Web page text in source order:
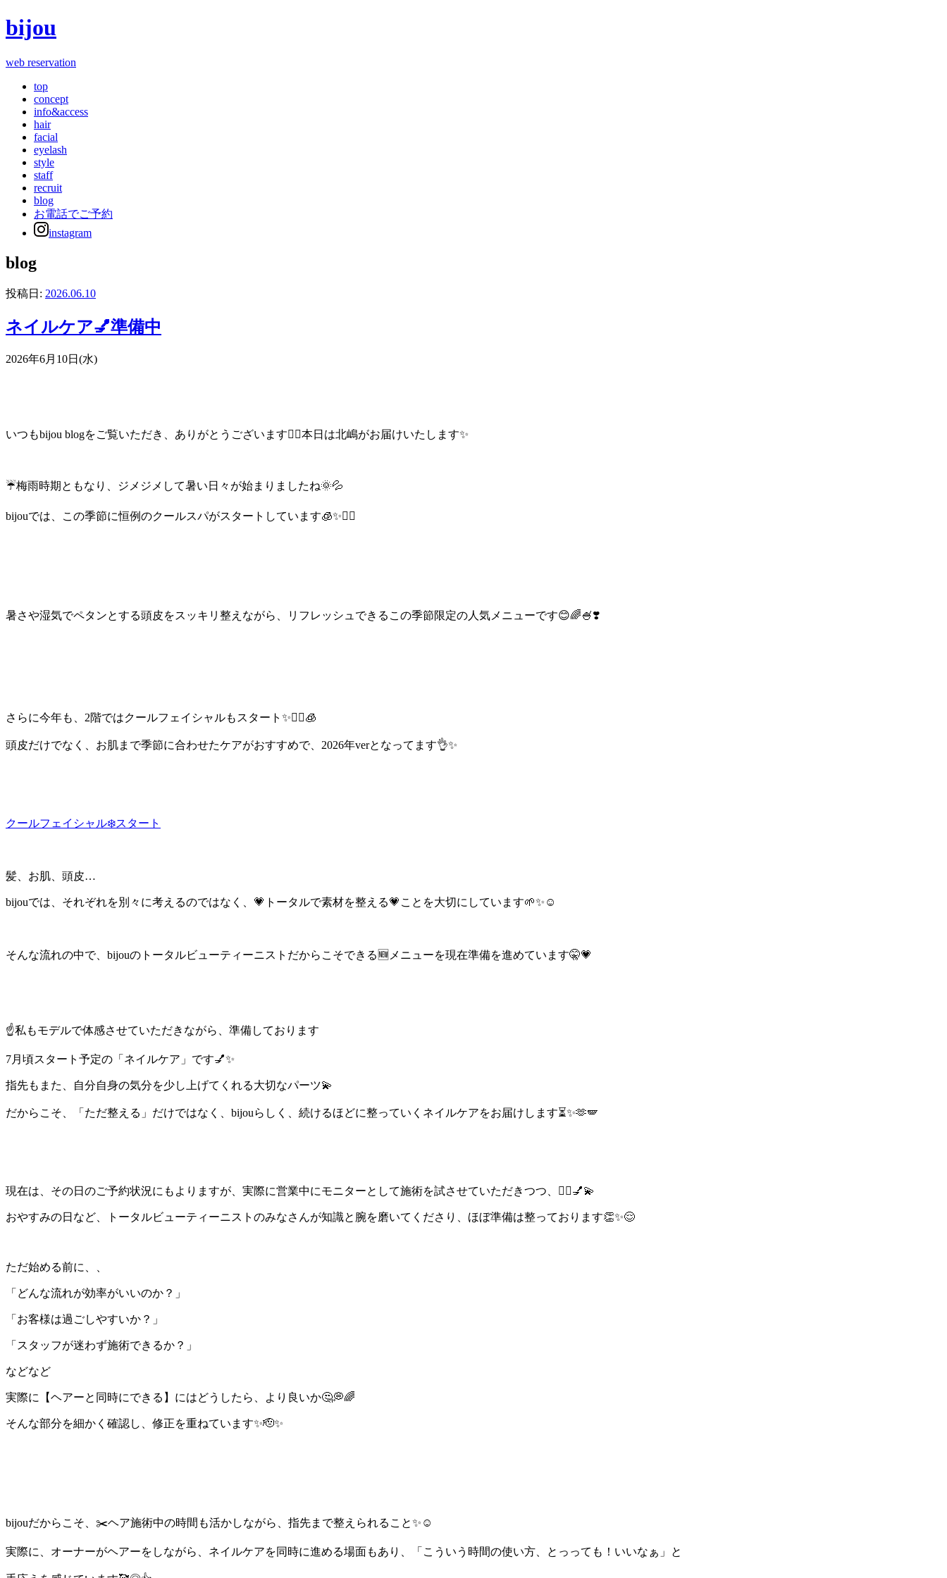
bijou
web reservation
top
concept
info&access
hair
facial
eyelash
style
staff
recruit
blog
お電話でご予約
instagram
blog
投稿日: 2026.06.10
ネイルケア💅準備中
2026年6月10日(水)
いつもbijou blogをご覧いただき、ありがとうございます💇‍♀️本日は北嶋がお届けいたします✨
☔️梅雨時期ともなり、ジメジメして暑い日々が始まりましたね🌞💦
bijouでは、この季節に恒例のクールスパがスタートしています🧊✨💆‍♀️
暑さや湿気でペタンとする頭皮をスッキリ整えながら、リフレッシュできるこの季節限定の人気メニューです😊🌈🍧❣️
さらに今年も、 2階ではクールフェイシャルもスタート ✨💆‍♀️🧊
頭皮だけでなく、お肌まで季節に合わせたケアがおすすめで、2026年verとなってます👌✨
クールフェイシャル❄️スタート
髪、お肌、頭皮…
bijouでは、それぞれを別々に考えるのではなく、💗トータルで素材を整える💗ことを大切にしています🌱✨☺️
そんな流れの中で、bijouのトータルビューティーニストだからこそできる🆕メニューを現在準備を進めています🤫💗
☝️私もモデルで体感させていただきながら、準備しております
7月頃スタート予定の「ネイルケア」です💅✨
指先もまた、自分自身の気分を少し上げてくれる大切なパーツ💫
だからこそ、「ただ整える」だけではなく、bijouらしく、続けるほどに整っていくネイルケアをお届けします⏳✨🫶🪽
現在は、その日のご予約状況にもよりますが、実際に営業中にモニターとして施術を試させていただきつつ、💇‍♀️💅💫
おやすみの日など、トータルビューティーニストのみなさんが知識と腕を磨いてくださり、ほぼ準備は整っております👏✨😌
ただ始める前に、、
「どんな流れが効率がいいのか？」
「お客様は過ごしやすいか？」
「スタッフが迷わず施術できるか？」
などなど
実際に【ヘアーと同時にできる】にはどうしたら、 より良いか🤔💭🌈
そんな部分を細かく確認し、修正を重ねています✨🫡✨
bijouだからこそ、✂️ヘア施術中の時間も活かしながら、指先まで整えられること✨☺️
実際に、オーナーがヘアーをしながら、ネイルケアを同時に進める場面もあり、「こういう時間の使い方、とっっても！いいなぁ」と